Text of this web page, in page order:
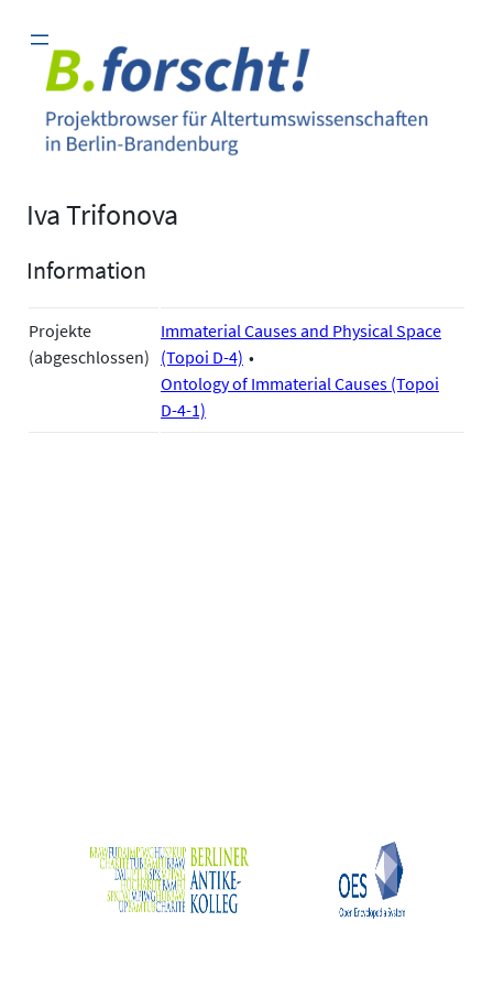
Inhalt
springen
Iva Trifonova
Information
Projekte
(abgeschlossen)
Immaterial Causes and Physical Space
(Topoi D-4)
Ontology of Immaterial Causes (Topoi
D-4-1)